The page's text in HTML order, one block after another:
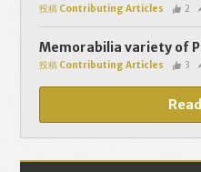
投稿 Contributing Articles 2
Memorabilia variety of
投稿 Contributing Articles 3